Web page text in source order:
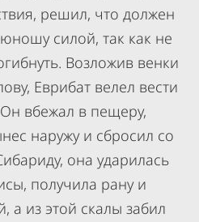
решил, что должен
силой, так как не
Возложив венки
Еврибат велел вести
вбежал в пещеру,
наружу и сбросил со
она ударилась
получила рану и
а из этой скалы забил